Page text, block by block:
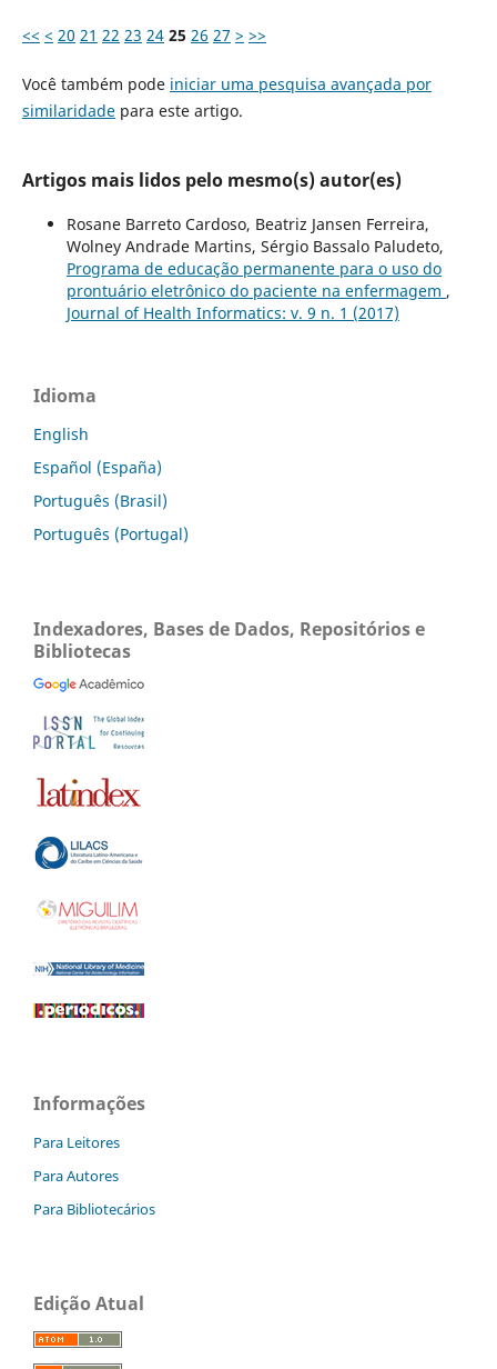
<< < 20 21 22 23 24 25 26 27 > >>
Você também pode iniciar uma pesquisa avançada por
similaridadepara este artigo.
Artigos mais lidos pelo mesmo(s) autor(es)
Rosane Barreto Cardoso, Beatriz Jansen Ferreira,
Wolney Andrade Martins, Sérgio Bassalo Paludeto,
Programa de educação permanente para o uso do
prontuário eletrônico do paciente na enfermagem ,
Journal of Health Informatics: v. 9 n. 1 (2017)
Idioma
English
Español (España)
Português (Brasil)
Português (Portugal)
Indexadores, Bases de Dados, Repositórios e
Bibliotecas
Informações
Para Leitores
Para Autores
Para Bibliotecários
Edição Atual